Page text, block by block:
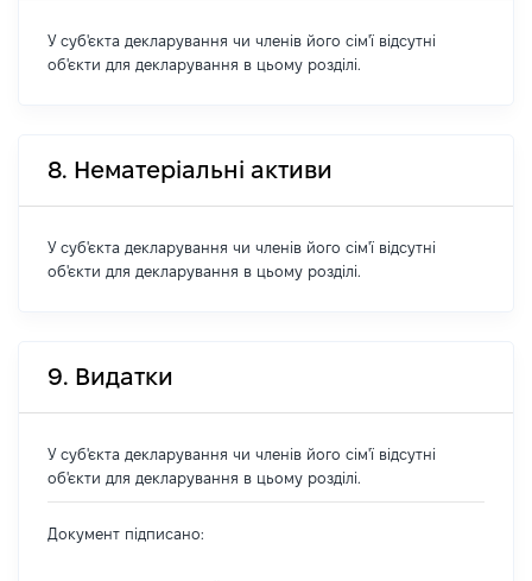
У суб'єкта декларування чи членів його сім'ї відсутні
об'єкти для декларування в цьому розділі.
8. Нематеріальні активи
У суб'єкта декларування чи членів його сім'ї відсутні
об'єкти для декларування в цьому розділі.
9. Видатки
У суб'єкта декларування чи членів його сім'ї відсутні
об'єкти для декларування в цьому розділі.
Документ підписано: